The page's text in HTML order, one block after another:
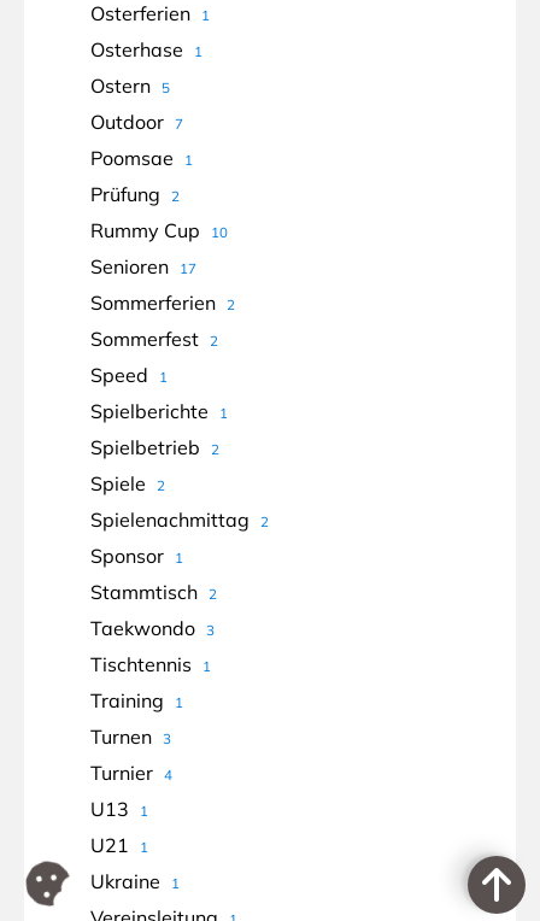
Osterferien 1
Osterhase 1
Ostern 5
Outdoor 7
Poomsae 1
Prüfung 2
Rummy Cup 10
Senioren 17
Sommerferien 2
Sommerfest 2
Speed 1
Spielberichte 1
Spielbetrieb 2
Spiele 2
Spielenachmittag 2
Sponsor 1
Stammtisch 2
Taekwondo 3
Tischtennis 1
Training 1
Turnen 3
Turnier 4
U13 1
U21 1
Ukraine 1